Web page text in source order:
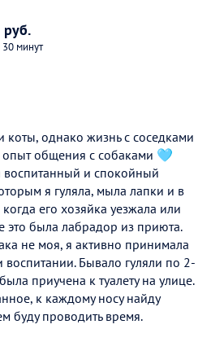
руб.
минут
однако жизнь с соседками
общения с собаками 🩵
воспитанный и спокойный
я гуляла, мыла лапки и в
его хозяйка уезжала или
это была лабрадор из приюта.
не моя, я активно принимала
воспитании. Бывало гуляли по 2-
приучена к туалету на улице.
к каждому носу найду
буду проводить время.